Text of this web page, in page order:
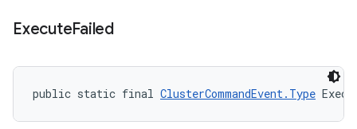
ExecuteFailed
public static final ClusterCommandEvent.Type